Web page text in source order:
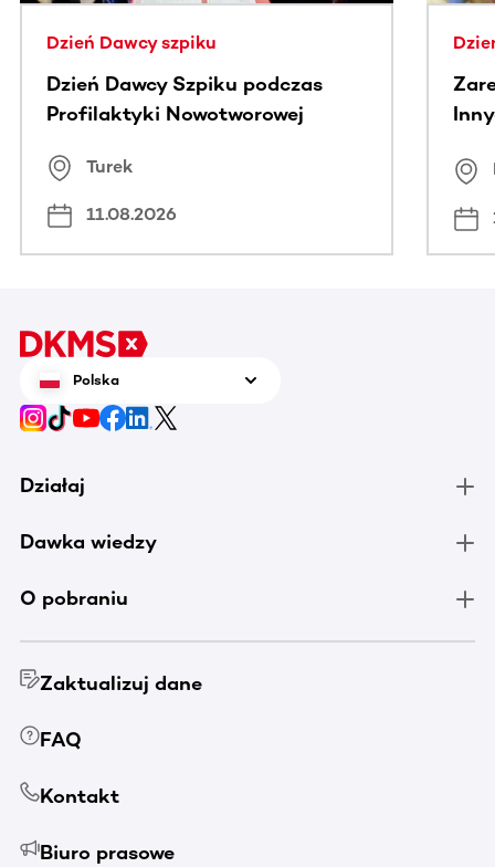
Dzień Dawcy szpiku
Dzień Dawcy Szpiku podczas
Profilaktyki Nowotworowej
Turek
11.08.2026
Polska
Działaj
Dawka wiedzy
O pobraniu
Zaktualizuj dane
FAQ
Kontakt
Biuro prasowe